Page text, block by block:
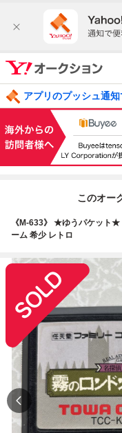
アプリのプッシュ通
このオー
《M-633》 ★ゆうパケット★
ーム 希少 レトロ